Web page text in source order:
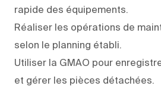
rapide des équipements.
Réaliser les opérations de
selon le planning établi.
Utiliser la GMAO pour
et gérer les pièces détachées.